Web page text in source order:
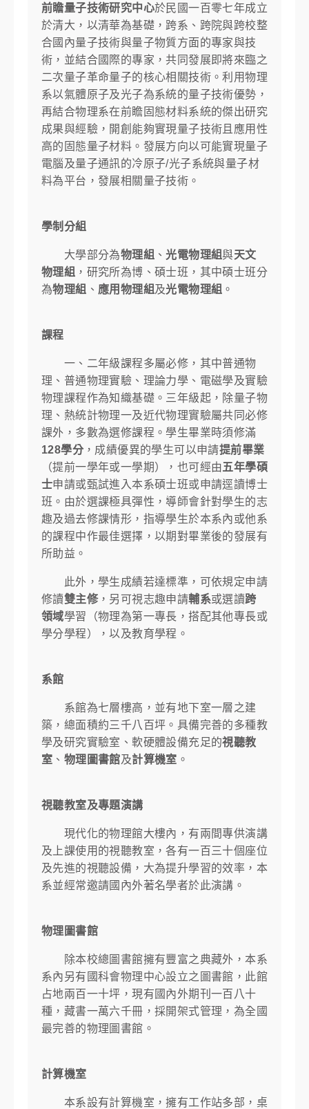
前瞻量子技術研究中心於民國一百零七年成立
於清大，以清華為基礎，跨系、跨院與跨校整
合國內量子技術與量子物質方面的專家與技
術，並結合國際的專家，共同發展即將來臨之
二次量子革命量子的核心相關技術。利用物理
系以氣體原子及光子為系統的量子技術優勢，
再結合物理系在前瞻固態材料系統的傑出研究
成果與經驗，開創能夠實現量子技術且應用性
高的固態量子材料。發展方向以可能實現量子
電腦及量子通訊的冷原子/光子系統與量子材
料為平台，發展相關量子技術。
學制分組
大學部分為物理組 、 光電物理組與天文
物理組 ，研究所為博、碩士班，其中碩士班分
為物理組 、 應用物理組 及光電物理組 。
課程
一、二年級課程多屬必修，其中普通物
理、普通物理實驗、理論力學、電磁學及實驗
物理課程作為知織基礎。三年級起，除量子物
理、熱統計物理一及近代物理實驗屬共同必修
課外，多數為選修課程。學生畢業時須修滿
128學分，成績優異的學生可以申請提前畢業
（提前一學年或一學期），也可經由五年學碩
士申請或甄試進入本系碩士班或申請逕讀博士
班。由於選課極具彈性，導師會針對學生的志
趣及過去修課情形，指導學生於本系內或他系
的課程中作最佳選擇，以期對畢業後的發展有
所助益。
此外，學生成績若達標準，可依規定申請
修讀雙主修，另可視志趣申請輔系或選讀跨
領域學習（物理為第一專長，搭配其他專長或
學分學程），以及教育學程。
系館
系館為七層樓高，並有地下室一層之建
築，總面積約三千八百坪。具備完善的多種教
學及研究實驗室、軟硬體設備充足的視聽教
室 、 物理圖書館及計算機室 。
視聽教室及專題演講
現代化的物理館大樓內，有兩間專供演講
及上課使用的視聽教室，各有一百三十個座位
及先進的視聽設備，大為提升學習的效率，本
系並經常邀請國內外著名學者於此演講。
物理圖書館
除本校總圖書館擁有豐富之典藏外，本系
系內另有國科會物理中心設立之圖書館，此館
占地兩百一十坪，現有國內外期刊一百八十
種，藏書一萬六千冊，採開架式管理，為全國
最完善的物理圖書館。
計算機室
本系設有計算機室，擁有工作站多部，桌